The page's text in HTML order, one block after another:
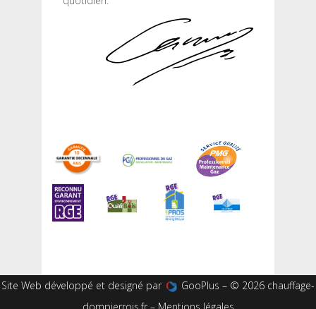
Site Web développé et designé par GooPlus – © 2026 chauffage-